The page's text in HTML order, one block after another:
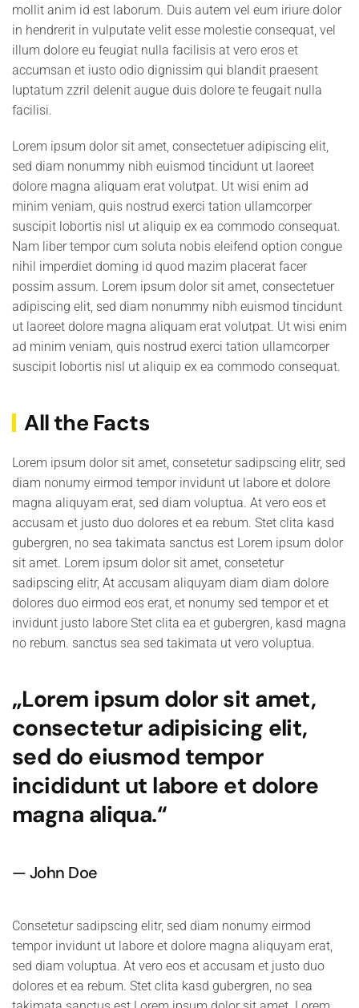
mollit anim id est laborum. Duis autem vel eum iriure dolor
in hendrerit in vulputate velit esse molestie consequat, vel
illum dolore eu feugiat nulla facilisis at vero eros et
accumsan et iusto odio dignissim qui blandit praesent
luptatum zzril delenit augue duis dolore te feugait nulla
facilisi.
Lorem ipsum dolor sit amet, consectetuer adipiscing elit,
sed diam nonummy nibh euismod tincidunt ut laoreet
dolore magna aliquam erat volutpat. Ut wisi enim ad
minim veniam, quis nostrud exerci tation ullamcorper
suscipit lobortis nisl ut aliquip ex ea commodo consequat.
Nam liber tempor cum soluta nobis eleifend option congue
nihil imperdiet doming id quod mazim placerat facer
possim assum. Lorem ipsum dolor sit amet, consectetuer
adipiscing elit, sed diam nonummy nibh euismod tincidunt
ut laoreet dolore magna aliquam erat volutpat. Ut wisi enim
ad minim veniam, quis nostrud exerci tation ullamcorper
suscipit lobortis nisl ut aliquip ex ea commodo consequat.
All the Facts
Lorem ipsum dolor sit amet, consetetur sadipscing elitr, sed
diam nonumy eirmod tempor invidunt ut labore et dolore
magna aliquyam erat, sed diam voluptua. At vero eos et
accusam et justo duo dolores et ea rebum. Stet clita kasd
gubergren, no sea takimata sanctus est Lorem ipsum dolor
sit amet. Lorem ipsum dolor sit amet, consetetur
sadipscing elitr, At accusam aliquyam diam diam dolore
dolores duo eirmod eos erat, et nonumy sed tempor et et
invidunt justo labore Stet clita ea et gubergren, kasd magna
no rebum. sanctus sea sed takimata ut vero voluptua.
„Lorem ipsum dolor sit amet,
consectetur adipisicing elit,
sed do eiusmod tempor
incididunt ut labore et dolore
magna aliqua.“
John Doe
Consetetur sadipscing elitr, sed diam nonumy eirmod
tempor invidunt ut labore et dolore magna aliquyam erat,
sed diam voluptua. At vero eos et accusam et justo duo
dolores et ea rebum. Stet clita kasd gubergren, no sea